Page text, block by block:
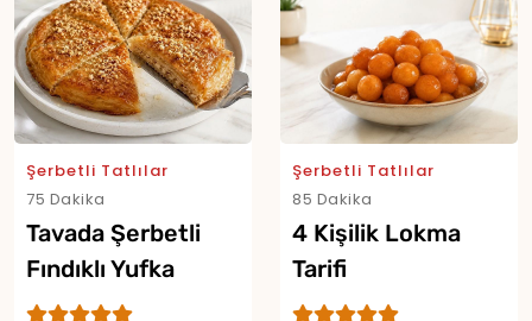
Şerbetli Tatlılar
75 Dakika
Tavada Şerbetli
Fındıklı Yufka
Tatlısı Tarifi
Şerbetli Tatlılar
85 Dakika
4 Kişilik Lokma
Tarifi